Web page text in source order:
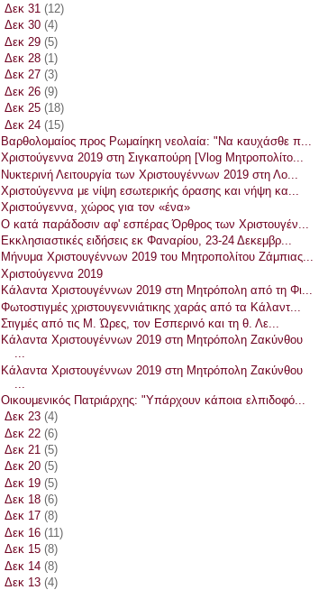
Δεκ 31 (12)
Δεκ 30 (4)
Δεκ 29 (5)
Δεκ 28 (1)
Δεκ 27 (3)
Δεκ 26 (9)
Δεκ 25 (18)
Δεκ 24 (15)
Βαρθολομαίος προς Ρωμαίηκη νεολαία: "Να καυχάσθε π...
Χριστούγεννα 2019 στη Σιγκαπούρη [Vlog Μητροπολίτο...
Νυκτερινή Λειτουργία των Χριστουγέννων 2019 στη Λο...
Χριστούγεννα με νίψη εσωτερικής όρασης και νήψη κα...
Χριστούγεννα, χώρος για τον «ένα»
Ο κατά παράδοσιν αφ' εσπέρας Όρθρος των Χριστουγέν...
Εκκλησιαστικές ειδήσεις εκ Φαναρίου, 23-24 Δεκεμβρ...
Μήνυμα Χριστουγέννων 2019 του Μητροπολίτου Ζάμπιας...
Χριστούγεννα 2019
Κάλαντα Χριστουγέννων 2019 στη Μητρόπολη από τη Φι...
Φωτοστιγμές χριστουγεννιάτικης χαράς από τα Κάλαντ...
Στιγμές από τις Μ. Ώρες, τον Εσπερινό και τη θ. Λε...
Κάλαντα Χριστουγέννων 2019 στη Μητρόπολη Ζακύνθου
...
Κάλαντα Χριστουγέννων 2019 στη Μητρόπολη Ζακύνθου
Οικουμενικός Πατριάρχης: "Υπάρχουν κάποια ελπιδοφό...
Δεκ 23 (4)
Δεκ 22 (6)
Δεκ 21 (5)
Δεκ 20 (5)
Δεκ 19 (5)
Δεκ 18 (6)
Δεκ 17 (8)
Δεκ 16 (11)
Δεκ 15 (8)
Δεκ 14 (8)
Δεκ 13 (4)